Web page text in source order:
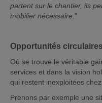
partent sur le chantier, ils
mobilier nécessaire. "
Opportunités
Où se trouve le véritable
services et dans la vision
qui restent inexploitées
Prenons par exemple une